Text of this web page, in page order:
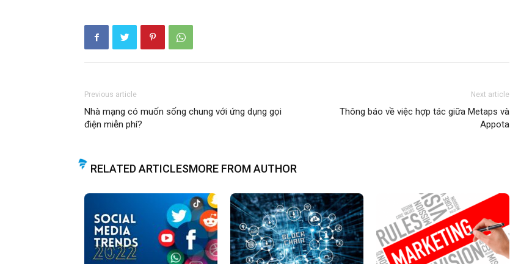
Previous article
Nhà mạng có muốn sống chung với ứng dụng gọi
điện miễn phí?
Next article
Thông báo về việc hợp tác giữa Metaps và
Appota
RELATED ARTICLESMORE FROM AUTHOR